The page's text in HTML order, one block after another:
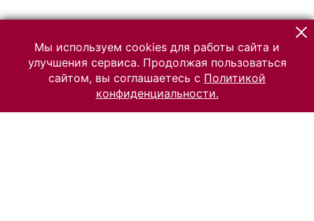
Мы используем cookies для работы сайта и
улучшения сервиса. Продолжая пользоваться
сайтом, вы соглашаетесь с Политикой
конфиденциальности.